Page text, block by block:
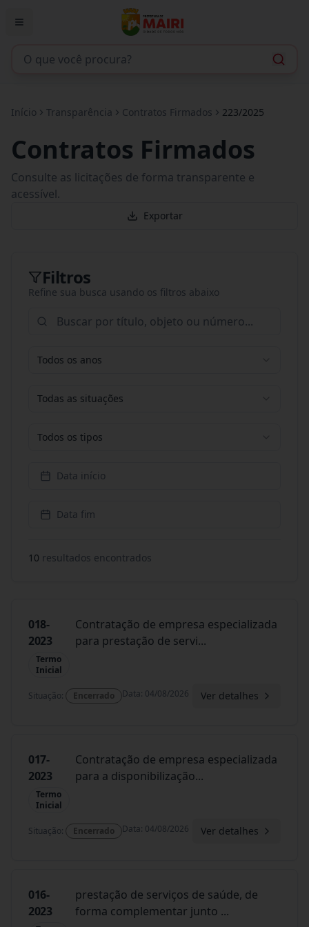
Início Transparência Contratos Firmados 223/2025
Contratos Firmados
Consulte as licitações de forma transparente e
acessível.
Exportar
Filtros
Refine sua busca usando os filtros abaixo
Todos os anos
Todas as situações
Todos os tipos
Data início
Data fim
10 resultados encontrados
018-
2023
Termo
Inicial
Contratação de empresa especializada
para prestação de servi...
Situação: Encerrado Data: 04/08/2026 Ver detalhes
017-
2023
Termo
Inicial
Contratação de empresa especializada
para a disponibilização...
Situação: Encerrado Data: 04/08/2026 Ver detalhes
016-
2023
prestação de serviços de saúde, de
forma complementar junto ...